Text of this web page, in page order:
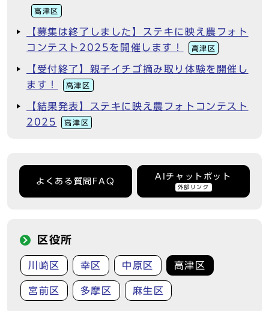
高津区
【募集は終了しました】ステキに映え農フォト
コンテスト2025を開催します！
高津区
【受付終了】親子イチゴ摘み取り体験を開催し
ます！
高津区
【結果発表】ステキに映え農フォトコンテスト
2025
高津区
よくある質問FAQ
AIチャットボット
外部リンク
区役所
川崎区 幸区 中原区 高津区
宮前区 多摩区 麻生区